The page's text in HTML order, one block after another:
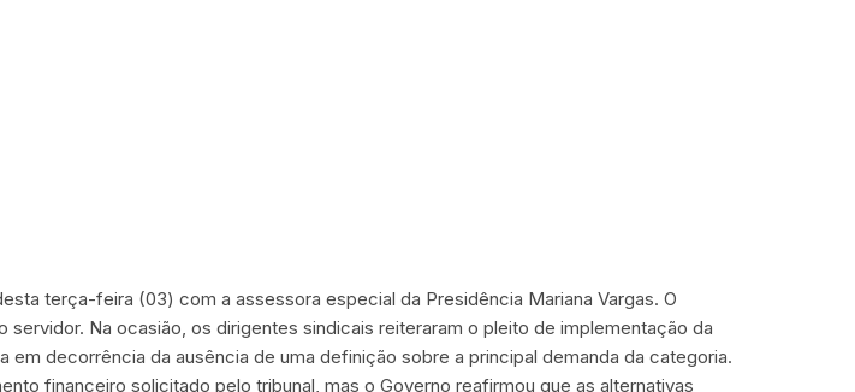
terça-feira (03) com a assessora especial da Presidência Mariana Vargas. O
Na ocasião, os dirigentes sindicais reiteraram o pleito de implementação da
decorrência da ausência de uma definição sobre a principal demanda da categoria.
financeiro solicitado pelo tribunal, mas o Governo reafirmou que as alternativas